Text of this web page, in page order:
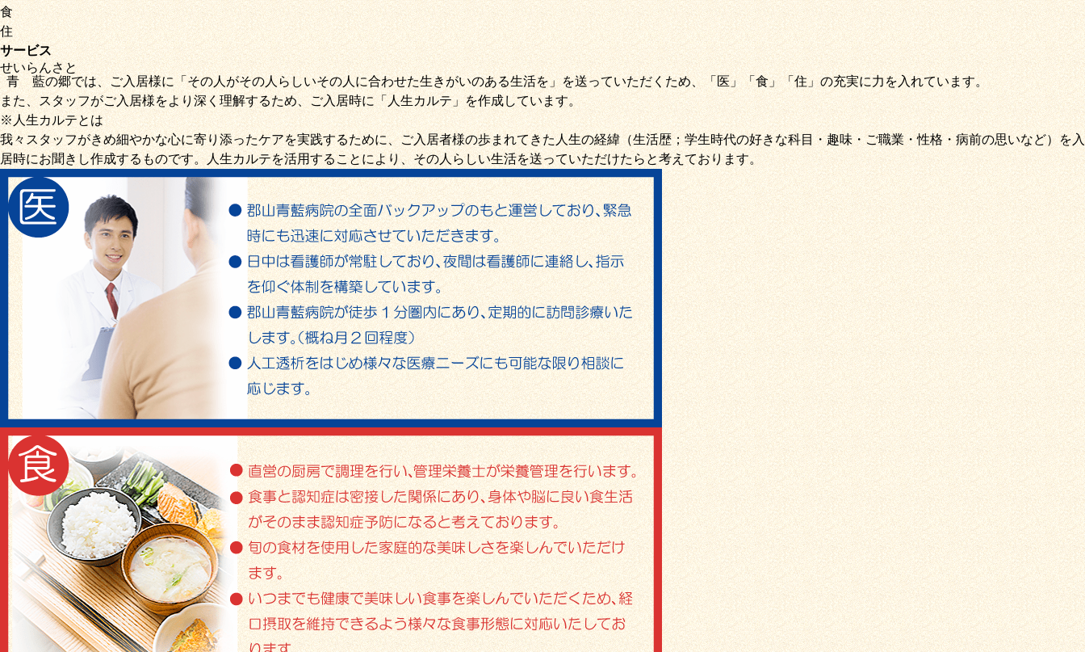
食
住
サービス
青藍
せいらん
の郷
さと
では、ご入居様に「 その人がその人らしいその人に合わせた生きがいのある生活を」を送っていただくため、「医」「食」「住」の充実に力を入れています。
また、スタッフがご入居様をより深く理解するため、ご入居時に「人生カルテ」を作成しています。
※人生カルテとは
我々スタッフがきめ細やかな心に寄り添ったケアを実践するために、ご入居者様の歩まれてきた人生の経緯（生活歴；学生時代の好きな科目・趣味・ご職業・性格・病前の思いなど）を入
居時にお聞きし作成するものです。人生カルテを活用することにより、その人らしい生活を送っていただけたらと考えております。